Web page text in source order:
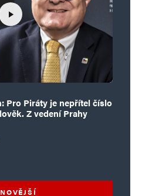
Pro Piráty je nepřítel číslo
Z vedení Prahy